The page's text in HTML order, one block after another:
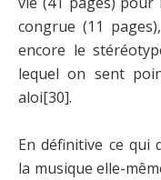
congrue (11
encore le
lequel on sent
aloi[30].
En définitive ce qui
la musique elle-